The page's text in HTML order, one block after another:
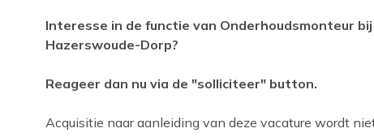
Interesse in de functie van Onderhoudsmonteur
Hazerswoude-Dorp?
Reageer dan nu via de "solliciteer" button.
Acquisitie naar aanleiding van deze vacature wordt